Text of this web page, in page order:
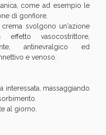
come ad esempio le
di gonfiore.
svolgono un'azione
vasocostrittore,
antinevralgico ed
e venoso.
massaggiando
al giorno.